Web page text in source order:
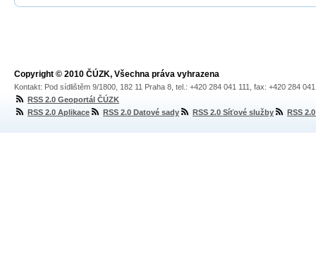
Copyright © 2010 ČÚZK, Všechna práva vyhrazena
Kontakt: Pod sídlištěm 9/1800, 182 11 Praha 8, tel.: +420 284 041 111, fax: +420 284
RSS 2.0 Geoportál ČÚZK
RSS 2.0 Aplikace
RSS 2.0 Datové sady RSS 2.0 Síťové služby RSS